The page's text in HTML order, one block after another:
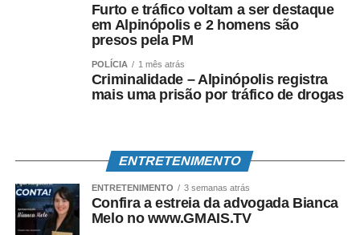
Furto e tráfico voltam a ser destaque
em Alpinópolis e 2 homens são
presos pela PM
POLÍCIA 1 mês atrás
Criminalidade – Alpinópolis registra
mais uma prisão por tráfico de drogas
ENTRETENIMENTO
ENTRETENIMENTO 3 semanas atrás
Confira a estreia da advogada Bianca
Melo no www.GMAIS.TV